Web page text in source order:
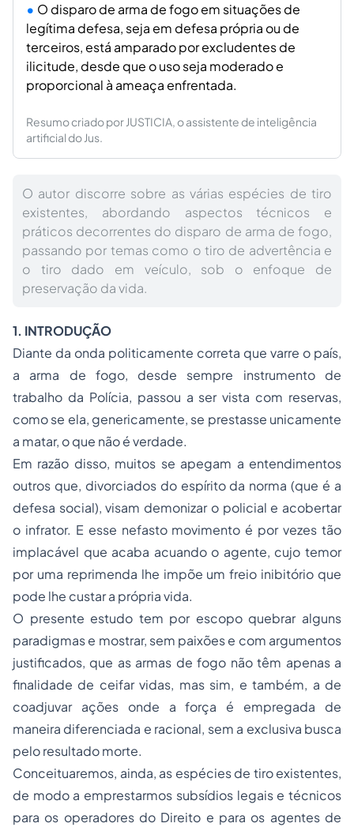
O disparo de arma de fogo em situações de
legítima defesa, seja em defesa própria ou de
terceiros, está amparado por excludentes de
ilicitude, desde que o uso seja moderado e
proporcional à ameaça enfrentada.
Resumo criado por JUSTICIA, o assistente de inteligência
artificial do Jus.
O autor discorre sobre as várias espécies de tiro
existentes, abordando aspectos técnicos e
práticos decorrentes do disparo de arma de fogo,
passando por temas como o tiro de advertência e
o tiro dado em veículo, sob o enfoque de
preservação da vida.
1. INTRODUÇÃO
Diante da onda politicamente correta que varre o país,
a arma de fogo, desde sempre instrumento de
trabalho da Polícia, passou a ser vista com reservas,
como se ela, genericamente, se prestasse unicamente
a matar, o que não é verdade.
Em razão disso, muitos se apegam a entendimentos
outros que, divorciados do espírito da norma (que é a
defesa social), visam demonizar o policial e acobertar
o infrator. E esse nefasto movimento é por vezes tão
implacável que acaba acuando o agente, cujo temor
por uma reprimenda lhe impõe um freio inibitório que
pode lhe custar a própria vida.
O presente estudo tem por escopo quebrar alguns
paradigmas e mostrar, sem paixões e com argumentos
justificados, que as armas de fogo não têm apenas a
finalidade de ceifar vidas, mas sim, e também, a de
coadjuvar ações onde a força é empregada de
maneira diferenciada e racional, sem a exclusiva busca
pelo resultado morte.
Conceituaremos, ainda, as espécies de tiro existentes,
de modo a emprestarmos subsídios legais e técnicos
para os operadores do Direito e para os agentes de